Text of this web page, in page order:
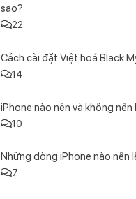
sao?
22
Cách cài đặt Việt hoá Black
14
iPhone nào nên và không nên
10
Những dòng iPhone nào nên
7